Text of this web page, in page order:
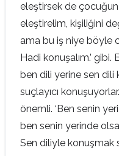
eleştirsek de çocuğun
eleştirelim, kişiliğini
ama bu iş niye böyle
Hadi konuşalım.’
ben dili yerine sen dili
suçlayıcı
önemli. ‘Ben senin
ben senin yerinde
Sen diliyle konuşmak